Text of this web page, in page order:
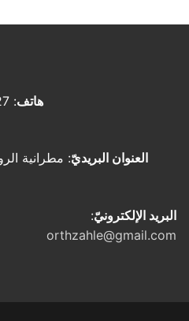
هاتف: 820527 – 806882 8 00961
العنوان البريديّ: مطرانية
البريد الإلكترونيّ:
orthzahle@gmail.com